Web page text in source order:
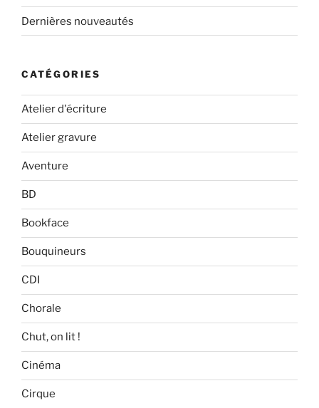
Dernières nouveautés
CATÉGORIES
Atelier d'écriture
Atelier gravure
Aventure
BD
Bookface
Bouquineurs
CDI
Chorale
Chut, on lit !
Cinéma
Cirque